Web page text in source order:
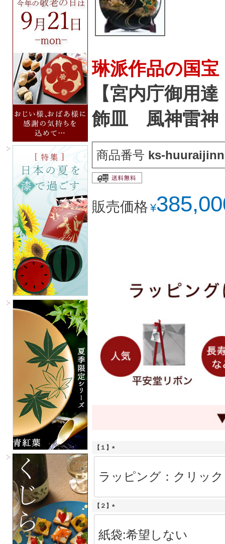
琳派作品の国
【宮内庁御用
飾皿 風神雷神
商品番号 ks-huuraijinn
販売価格 ¥
【１】
(
須
【２】
(
須